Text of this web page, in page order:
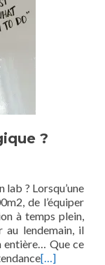
?
lab ? Lorsqu’une
de l’équiper
à temps plein,
au lendemain, il
entière… Que ce
[…]